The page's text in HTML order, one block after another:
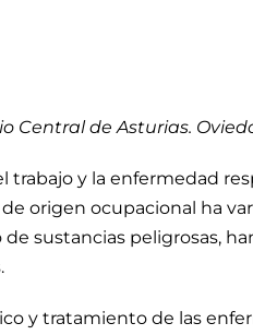
Central de Asturias.
y la enfermedad
origen ocupacional ha
sustancias peligrosas,
y tratamiento de las